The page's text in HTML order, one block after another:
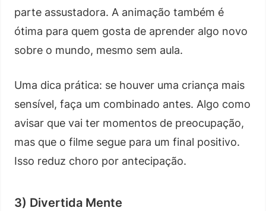
parte assustadora. A animação também é
ótima para quem gosta de aprender algo novo
sobre o mundo, mesmo sem aula.
Uma dica prática: se houver uma criança mais
sensível, faça um combinado antes. Algo como
avisar que vai ter momentos de preocupação,
mas que o filme segue para um final positivo.
Isso reduz choro por antecipação.
3) Divertida Mente